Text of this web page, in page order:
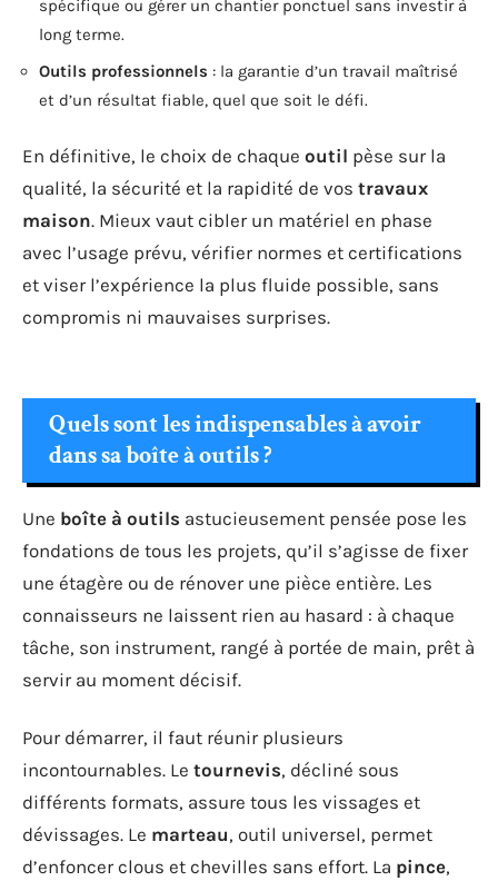
spécifique ou gérer un chantier ponctuel sans investir à
long terme.
Outils professionnels : la garantie d’un travail maîtrisé
et d’un résultat fiable, quel que soit le défi.
En définitive, le choix de chaque outil pèse sur la
qualité, la sécurité et la rapidité de vos travaux
maison. Mieux vaut cibler un matériel en phase
avec l’usage prévu, vérifier normes et certifications
et viser l’expérience la plus fluide possible, sans
compromis ni mauvaises surprises.
Quels sont les indispensables à avoir
dans sa boîte à outils ?
Une boîte à outils astucieusement pensée pose les
fondations de tous les projets, qu’il s’agisse de fixer
une étagère ou de rénover une pièce entière. Les
connaisseurs ne laissent rien au hasard : à chaque
tâche, son instrument, rangé à portée de main, prêt à
servir au moment décisif.
Pour démarrer, il faut réunir plusieurs
incontournables. Le tournevis, décliné sous
différents formats, assure tous les vissages et
dévissages. Le marteau, outil universel, permet
d’enfoncer clous et chevilles sans effort. La pince,